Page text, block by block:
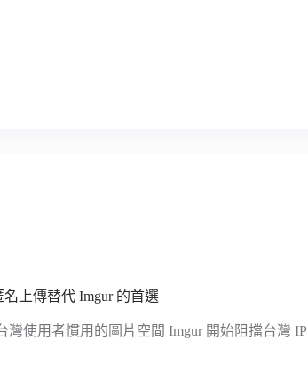
上傳替代 Imgur 的首選
灣使用者慣用的圖片空間 Imgur 開始阻擋台灣 IP